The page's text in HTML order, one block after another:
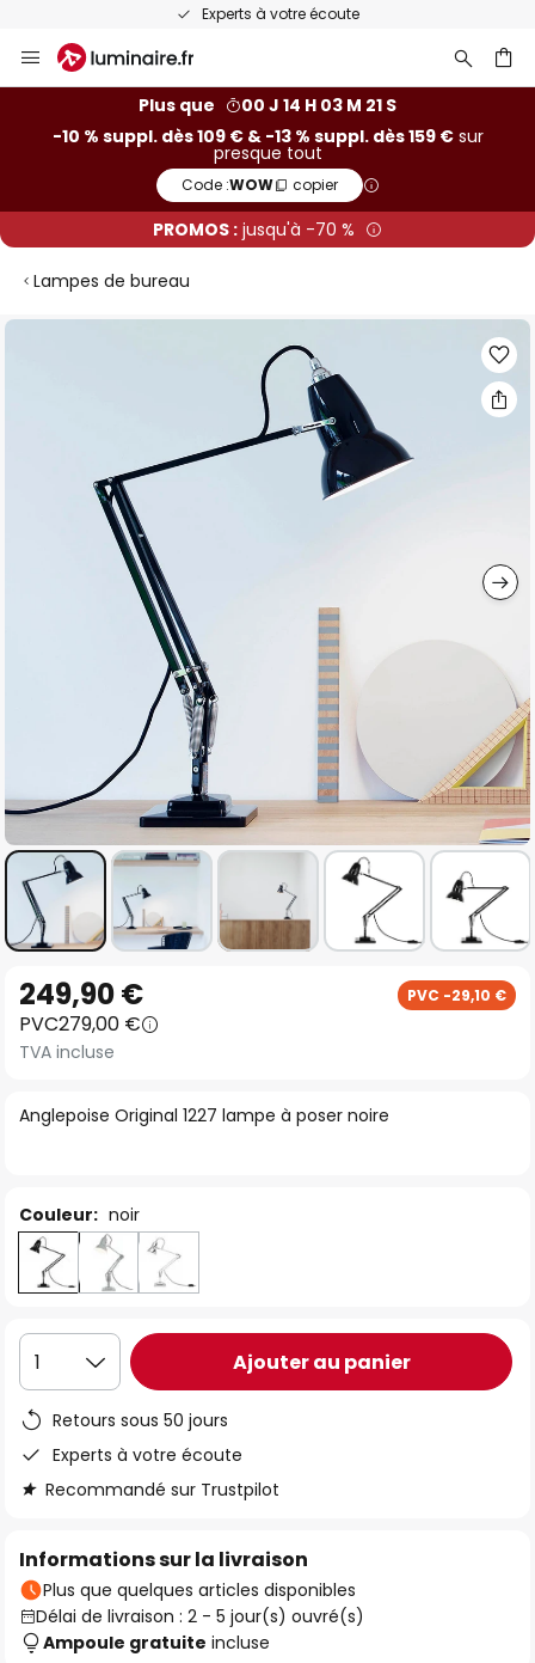
Experts à votre écoute
Allez
au
Plus que
00 J 14 H 03 M 20 S
-10 % suppl. dès 109 € & -13 % suppl. dès 159 €sur
presque tout
Code :WOW copier
PROMOS : jusqu'à -70 %
Lampes de bureau
Skip
to
the
beginning
the
Anglepoise Original 1227 lampe à poser noire
249,90 € PVC -29,10 €
PVC279,00 €
TVA incluse
Couleur: noir
1 Ajouter au panier
Retours sous 50 jours
Experts à votre écoute
Recommandé sur Trustpilot
Informations sur la livraison
Plus que quelques articles disponibles
Délai de livraison : 2 - 5 jour(s) ouvré(s)
Ampoule gratuite incluse